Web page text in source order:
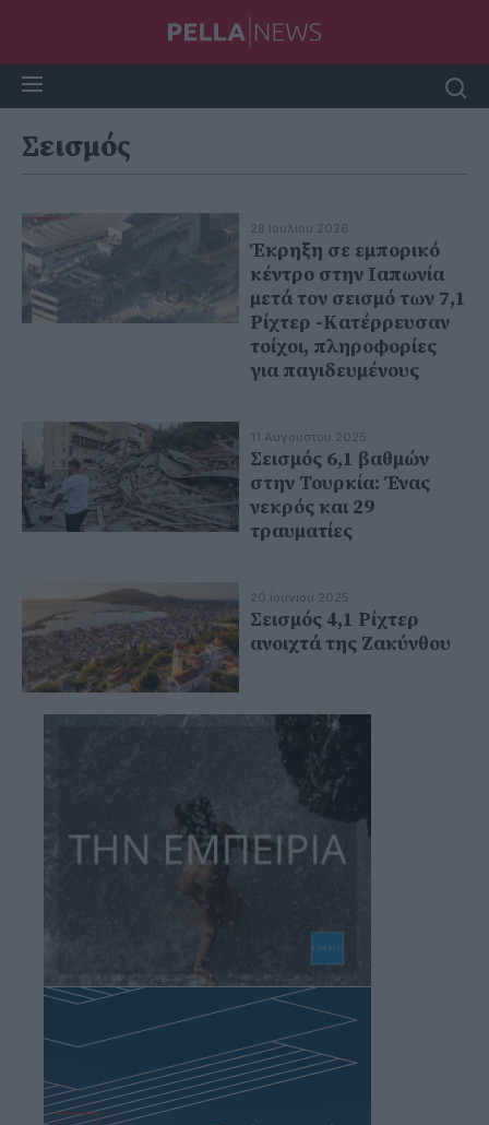
Σεισμός
28 Ιουλίου 2026
Έκρηξη σε εμπορικό
κέντρο στην Ιαπωνία
μετά τον σεισμό των 7,1
Ρίχτερ -Κατέρρευσαν
τοίχοι, πληροφορίες
για παγιδευμένους
11 Αυγούστου 2025
Σεισμός 6,1 βαθμών
στην Τουρκία: Ένας
νεκρός και 29
τραυματίες
20 Ιουνίου 2025
Σεισμός 4,1 Ρίχτερ
ανοιχτά της Ζακύνθου